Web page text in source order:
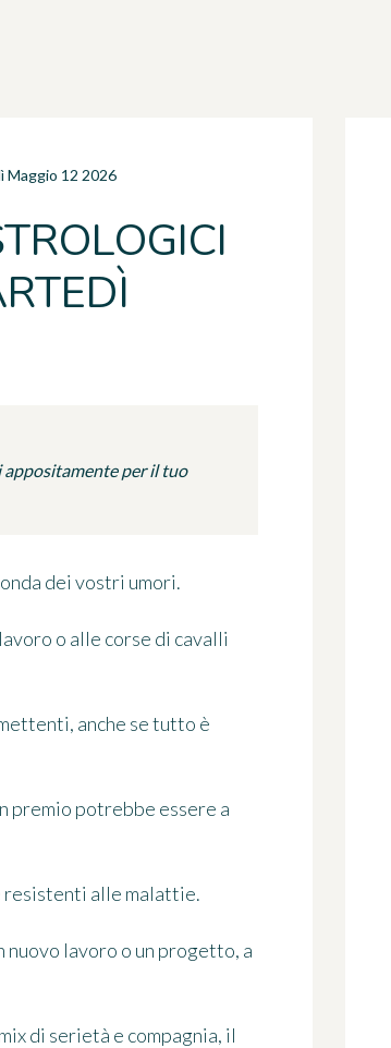
Maggio 12 2026
per il tuo
dei vostri umori.
o alle corse di cavalli
anche se tutto è
premio potrebbe essere a
resistenti alle malattie.
nuovo lavoro o un progetto, a
di serietà e compagnia, il